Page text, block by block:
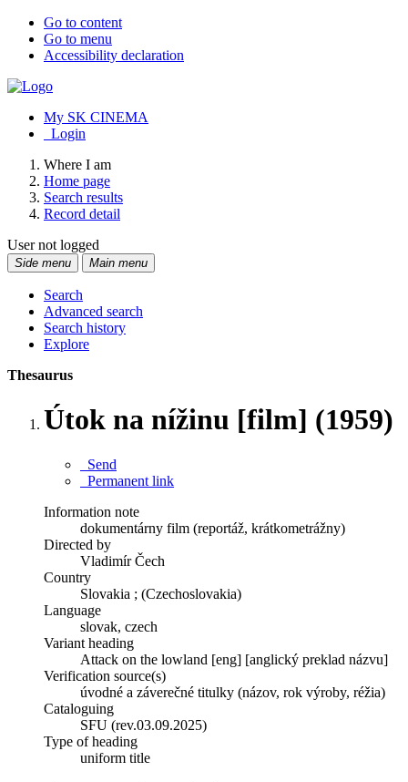
Go to content
Go to menu
Accessibility declaration
My SK CINEMA
Login
Where I am
Home page
Search results
Record detail
User not logged
Side menu Main menu
Search
Advanced search
Search history
Explore
Thesaurus
Útok na nížinu [film] (1959)
Send
Permanent link
Information note
dokumentárny film (reportáž, krátkometrážny)
Directed by
Vladimír Čech
Country
Slovakia ; (Czechoslovakia)
Language
slovak, czech
Variant heading
Attack on the lowland [eng] [anglický preklad názvu]
Verification source(s)
úvodné a záverečné titulky (názov, rok výroby, réžia)
Cataloguing
SFU (rev.03.09.2025)
Type of heading
uniform title